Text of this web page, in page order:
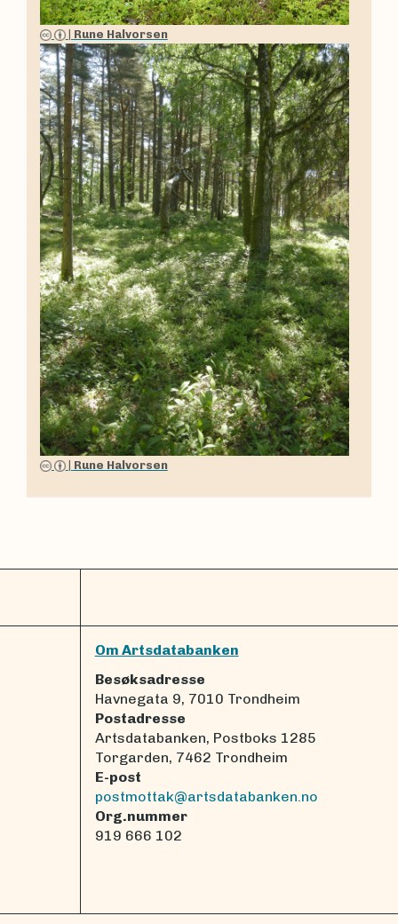
Rune Halvorsen
Rune Halvorsen
Om Artsdatabanken
Besøksadresse
Havnegata 9, 7010 Trondheim
Postadresse
Artsdatabanken, Postboks 1285
Torgarden, 7462 Trondheim
E-post
postmottak@artsdatabanken.no
Org.nummer
919 666 102